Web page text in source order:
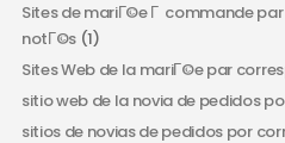
Sites de mariГ©e Г commande
notГ©s(1)
Sites Web de la mariГ©e par
sitio web de la novia de pedidos
sitios de novias de pedidos por